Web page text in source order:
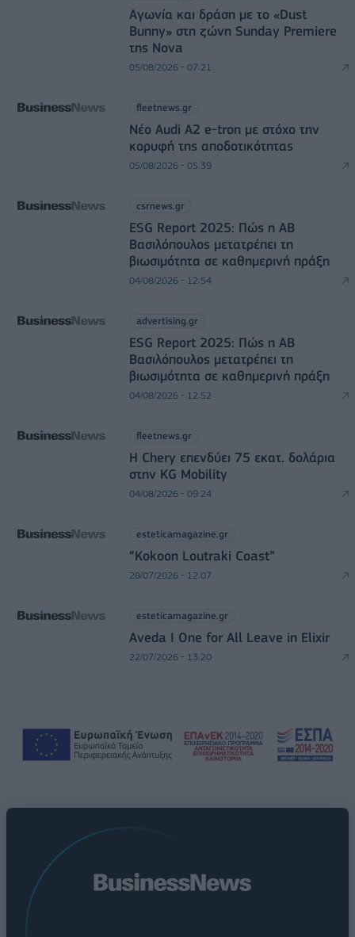
Αγωνία και δράση με το «Dust
Bunny» στη ζώνη Sunday Premiere
της Nova
05/08/2026 - 07:21
fleetnews.gr
Νέο Audi A2 e-tron με στόχο την
κορυφή της αποδοτικότητας
05/08/2026 - 05:39
csrnews.gr
ESG Report 2025: Πώς η ΑΒ
Βασιλόπουλος μετατρέπει τη
βιωσιμότητα σε καθημερινή πράξη
04/08/2026 - 12:54
advertising.gr
ESG Report 2025: Πώς η ΑΒ
Βασιλόπουλος μετατρέπει τη
βιωσιμότητα σε καθημερινή πράξη
04/08/2026 - 12:52
fleetnews.gr
Η Chery επενδύει 75 εκατ. δολάρια
στην KG Mobility
04/08/2026 - 09:24
esteticamagazine.gr
“Kokoon Loutraki Coast”
28/07/2026 - 12:07
esteticamagazine.gr
Aveda I One for All Leave in Elixir
22/07/2026 - 13:20